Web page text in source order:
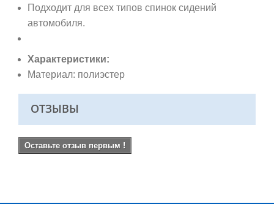
Подходит для всех типов спинок сидений
автомобиля.
Характеристики:
Материал: полиэстер
ОТЗЫВЫ
Оставьте отзыв первым !